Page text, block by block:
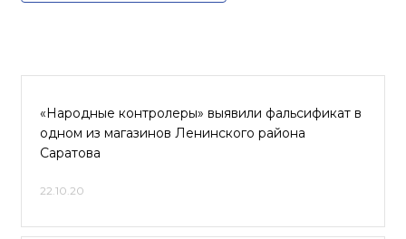
«Народные контролеры» выявили фальсификат в
одном из магазинов Ленинского района
Саратова
22.10.20